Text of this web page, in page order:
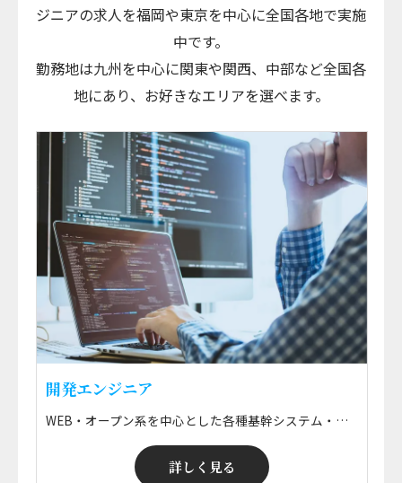
ジニアの求人を福岡や東京を中心に全国各地で実施
中です。
勤務地は九州を中心に関東や関西、中部など全国各
地にあり、お好きなエリアを選べます。
開発エンジニア
WEB・オープン系を中心とした各種基幹システム・情報系システムの要件定義・設計開発・運用保守、 ERPパッケージ導入に伴う設計・開発・実装・保守などの技術支援 ※ 勤務地はプロジェクトによる ※ ご希望のエリアで就業可能！ ※ 給与・案件選択制
詳しく見る